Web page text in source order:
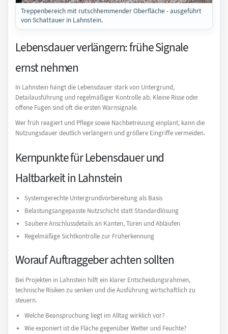
Treppenbereich mit rutschhemmender Oberfläche - ausgeführt
von Schattauer in Lahnstein.
Lebensdauer verlängern: frühe Signale
ernst nehmen
In Lahnstein hängt die Lebensdauer stark von Untergrund,
Detailausführung und regelmäßiger Kontrolle ab. Kleine Risse oder
offene Fugen sind oft die ersten Warnsignale.
Wer früh reagiert und Pflege sowie Nachbetreuung einplant, kann die
Nutzungsdauer deutlich verlängern und größere Eingriffe vermeiden.
Kernpunkte für Lebensdauer und
Haltbarkeit in Lahnstein
Systemgerechte Untergrundvorbereitung als Basis
Belastungsangepasste Nutzschicht statt Standardlösung
Saubere Anschlussdetails an Kanten, Türen und Abläufen
Regelmäßige Sichtkontrolle zur Früherkennung
Worauf Auftraggeber achten sollten
Bei Projekten in Lahnstein hilft ein klarer Entscheidungsrahmen,
technische Risiken zu senken und die Ausführung wirtschaftlich zu
steuern.
Welche Beanspruchung liegt im Alltag wirklich vor?
Wie exponiert ist die Fläche gegenüber Wetter und Feuchte?